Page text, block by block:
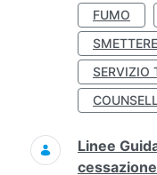
FUMO
SERVIZIO
Linee